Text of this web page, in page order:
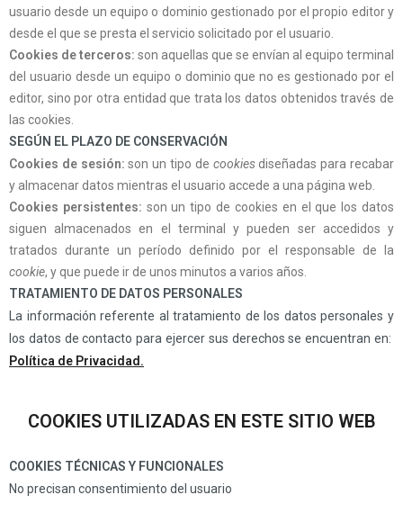
usuario desde un equipo o dominio gestionado por el propio editor y
desde el que se presta el servicio solicitado por el usuario.
Cookies de terceros: son aquellas que se envían al equipo terminal
del usuario desde un equipo o dominio que no es gestionado por el
editor, sino por otra entidad que trata los datos obtenidos través de
las cookies.
SEGÚN EL PLAZO DE CONSERVACIÓN
Cookies de sesión:son un tipo de cookies diseñadas para recabar
y almacenar datos mientras el usuario accede a una página web.
Cookies persistentes: son un tipo de cookies en el que los datos
siguen almacenados en el terminal y pueden ser accedidos y
tratados durante un período definido por el responsable de la
cookie, y que puede ir de unos minutos a varios años.
TRATAMIENTO DE DATOS PERSONALES
La información referente al tratamiento de los datos personales y
los datos de contacto para ejercer sus derechos se encuentran en:
Política de Privacidad.
COOKIES UTILIZADAS EN ESTE SITIO WEB
COOKIES TÉCNICAS Y FUNCIONALES
No precisan consentimiento del usuario